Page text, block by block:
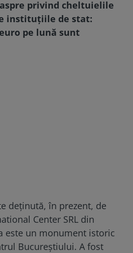
privind cheltuielile
instituțiile de stat:
pe lună sunt
deţinută, în prezent, de
Center SRL din
este un monument istoric
Bucureștiului. A fost